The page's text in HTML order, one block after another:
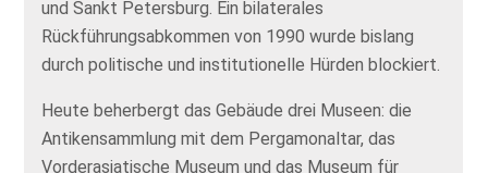
und Sankt Petersburg. Ein bilaterales
Rückführungsabkommen von 1990 wurde bislang
durch politische und institutionelle Hürden blockiert.
Heute beherbergt das Gebäude drei Museen: die
Antikensammlung mit dem Pergamonaltar, das
Vorderasiatische Museum und das Museum für